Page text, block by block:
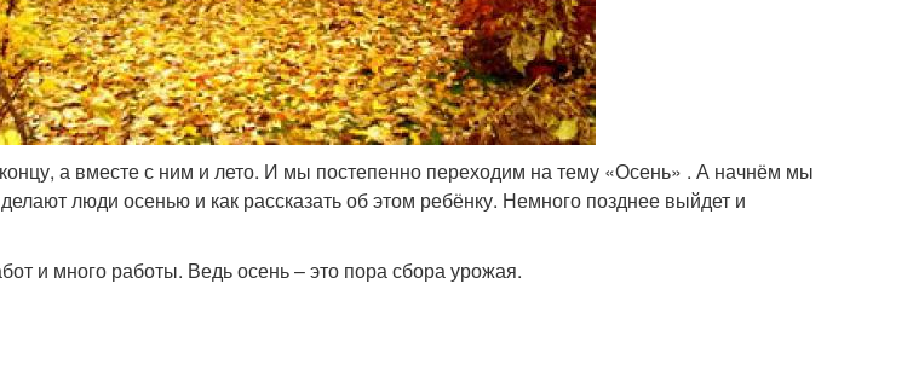
а вместе с ним и лето. И мы постепенно переходим на тему «Осень» . А начнём мы
люди осенью и как рассказать об этом ребёнку. Немного позднее выйдет и
и много работы. Ведь осень – это пора сбора урожая.